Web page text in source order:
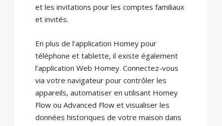
et les invitations pour les comptes familiaux
et invités.
En plus de l’application Homey pour
téléphone et tablette, il existe également
l’application Web Homey. Connectez-vous
via votre navigateur pour contrôler les
appareils, automatiser en utilisant Homey
Flow ou Advanced Flow et visualiser les
données historiques de votre maison dans